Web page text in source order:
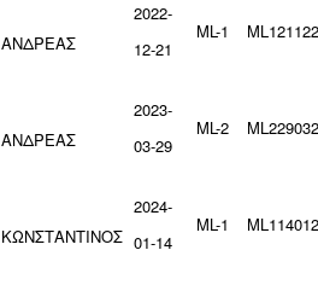
ΑΝΔΡΕΑΣ
2022-
12-21
ML-1
ΑΝΔΡΕΑΣ
2023-
03-29
ML-2
ΚΩΝΣΤΑΝΤΙΝΟΣ
2024-
01-14
ML-1